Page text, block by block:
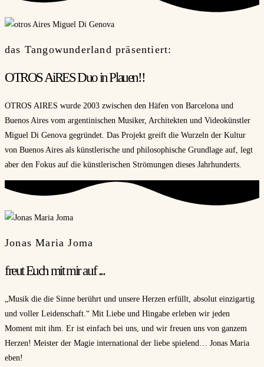
das Tangowunderland präsentiert:
OTROS AiRES Duo in Plauen!!
OTROS AIRES wurde 2003 zwischen den Häfen von Barcelona und
Buenos Aires vom argentinischen Musiker, Architekten und Videokünstler
Miguel Di Genova gegründet. Das Projekt greift die Wurzeln der Kultur
von Buenos Aires als künstlerische und philosophische Grundlage auf, legt
aber den Fokus auf die künstlerischen Strömungen dieses Jahrhunderts.
Jonas Maria Joma
freut Euch mit mir auf ...
„Musik die die Sinne berührt und unsere Herzen erfüllt, absolut einzigartig
und voller Leidenschaft.“ Mit Liebe und Hingabe erleben wir jeden
Moment mit ihm. Er ist einfach bei uns, und wir freuen uns von ganzem
Herzen! Meister der Magie international der liebe spielend… Jonas Maria
eben!